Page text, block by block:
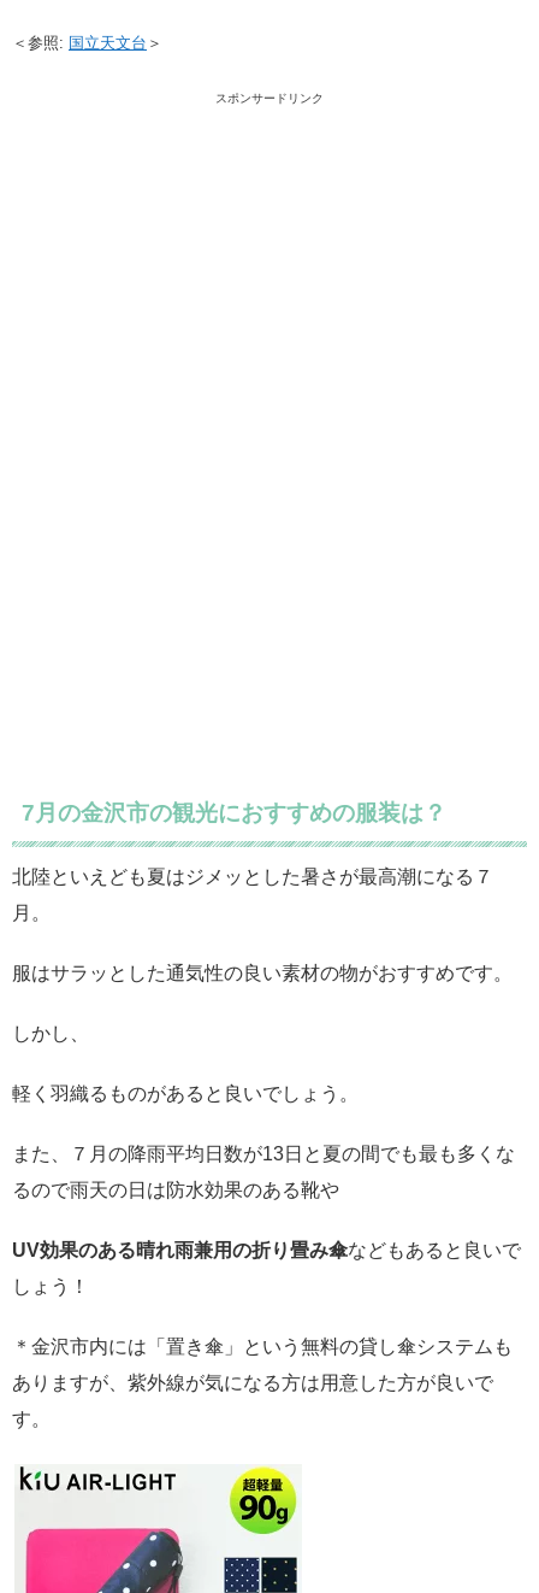
＜参照: 国立天文台 ＞
スポンサードリンク
7月の金沢市の観光におすすめの服装は？
北陸といえども夏はジメッとした暑さが最高潮になる７
月。
服はサラッとした通気性の良い素材の物がおすすめです。
しかし、
軽く羽織るものがあると良いでしょう。
また、７月の降雨平均日数が13日と夏の間でも最も多くな
るので雨天の日は防水効果のある靴や
UV効果のある晴れ雨兼用の折り畳み傘などもあると良いで
しょう！
＊金沢市内には「置き傘」という無料の貸し傘システムも
ありますが、紫外線が気になる方は用意した方が良いで
す。